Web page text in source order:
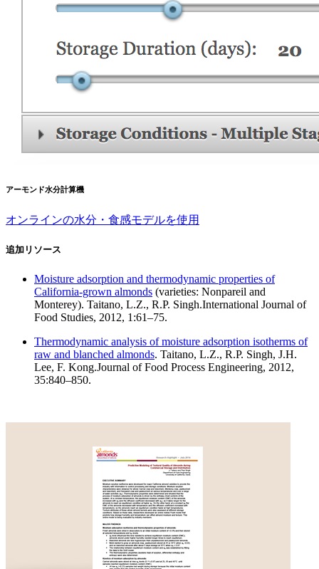
アーモンド水分計算機
オンラインの水分・食感モデルを使用
追加リソース
Moisture adsorption and thermodynamic properties of
California-grown almonds (varieties: Nonpareil and
Monterey). Taitano, L.Z., R.P. Singh.International Journal of
Food Studies, 2012, 1:61–75.
Thermodynamic analysis of moisture adsorption isotherms of
raw and blanched almonds. Taitano, L.Z., R.P. Singh, J.H.
Lee, F. Kong.Journal of Food Process Engineering, 2012,
35:840–850.